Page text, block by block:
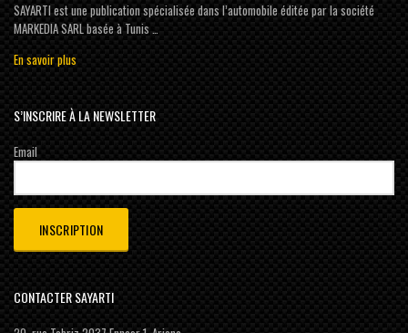
SAYARTI est une publication spécialisée dans l’automobile éditée par la société
MARKEDIA SARL basée à Tunis …
En savoir plus
S’INSCRIRE À LA NEWSLETTER
Email
CONTACTER SAYARTI